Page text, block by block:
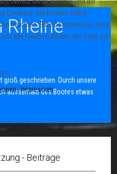
Rheine
groß geschrieben. Durch unsere
ausserhalb des Bootes etwas
- Beiträge
Cookies). Sie können selbst
möchten. Bitte beachten Sie, dass
alle Funktionalitäten der Seite zur
|Impressum